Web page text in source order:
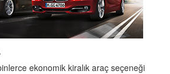
ekonomik kiralık araç seçeneği